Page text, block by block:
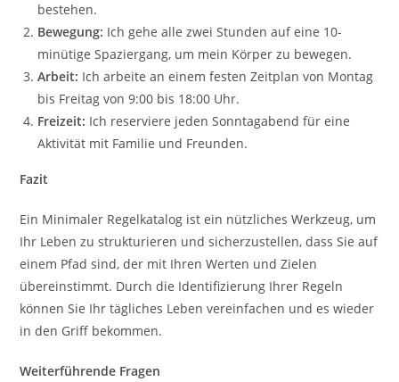
bestehen.
Bewegung: Ich gehe alle zwei Stunden auf eine 10-
minütige Spaziergang, um mein Körper zu bewegen.
Arbeit: Ich arbeite an einem festen Zeitplan von Montag
bis Freitag von 9:00 bis 18:00 Uhr.
Freizeit: Ich reserviere jeden Sonntagabend für eine
Aktivität mit Familie und Freunden.
Fazit
Ein Minimaler Regelkatalog ist ein nützliches Werkzeug, um
Ihr Leben zu strukturieren und sicherzustellen, dass Sie auf
einem Pfad sind, der mit Ihren Werten und Zielen
übereinstimmt. Durch die Identifizierung Ihrer Regeln
können Sie Ihr tägliches Leben vereinfachen und es wieder
in den Griff bekommen.
Weiterführende Fragen